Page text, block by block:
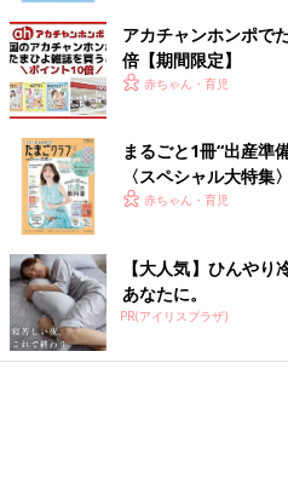
アカチャンホンポで
倍【期間限定】
赤ちゃん・育児
まるごと1冊“出産準
〈スペシャル大特
赤ちゃん・育児
【大人気】ひんや
あなたに。
PR(アイリスプラザ)